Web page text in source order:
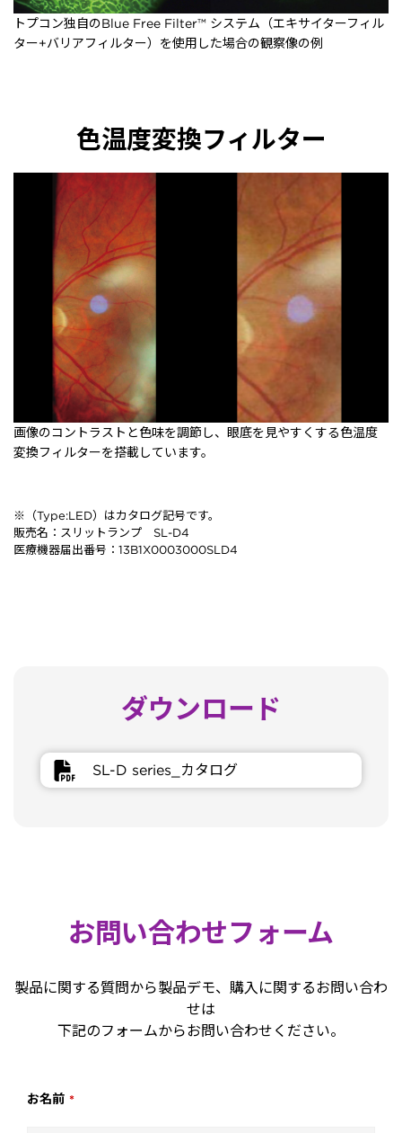
トプコン独自のBlue Free Filter™ システム（エキサイターフィル
ター+バリアフィルター）を使用した場合の観察像の例
色温度変換フィルター
画像のコントラストと色味を調節し、眼底を見やすくする色温度
変換フィルターを搭載しています。
※（Type:LED）はカタログ記号です。
販売名：スリットランプ SL-D4
医療機器届出番号：13B1X0003000SLD4
ダウンロード
SL-D series_カタログ
お問い合わせフォーム
製品に関する質問から製品デモ、購入に関するお問い合わ
せは
下記のフォームからお問い合わせください。